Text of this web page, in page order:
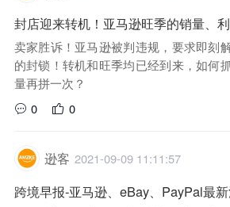
封店迎来转机！亚马逊旺季的销量、
卖家胜诉！亚马逊被判违规，要求即刻
的封锁！转机和旺季均已经到来，如何
量再拼一次？
0
0
逊客 2021-09-09 11:11:57
跨境早报-亚马逊、eBay、PayPal最